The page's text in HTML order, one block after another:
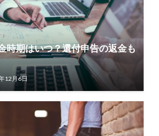
時期はいつ？還付申告の返金も
12月6日